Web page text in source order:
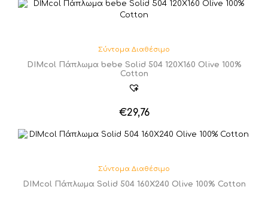
Σύντομα Διαθέσιμο
DIMcol Πάπλωμα bebe Solid 504 120X160 Olive 100%
Cotton
€29,76
Σύντομα Διαθέσιμο
DIMcol Πάπλωμα Solid 504 160X240 Olive 100% Cotton